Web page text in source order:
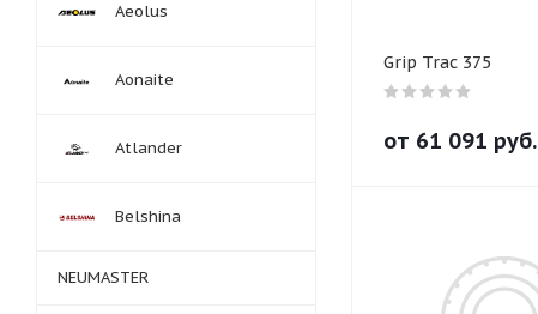
Grip Trac 375
от 61 091 руб.
Aeolus
Aonaite
Atlander
Belshina
NEUMASTER